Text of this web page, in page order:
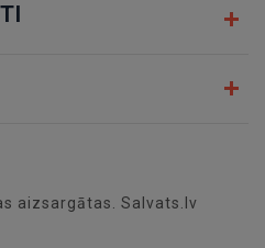
aizsargātas. Salvats.lv